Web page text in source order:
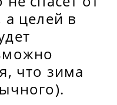
целей в
что зима